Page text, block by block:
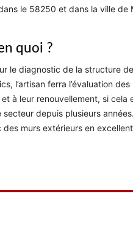
le 58250 et dans la ville de
quoi ?
le diagnostic de la structure
l’artisan ferra l’évaluation des
à leur renouvellement, si cela
depuis plusieurs
murs extérieurs en